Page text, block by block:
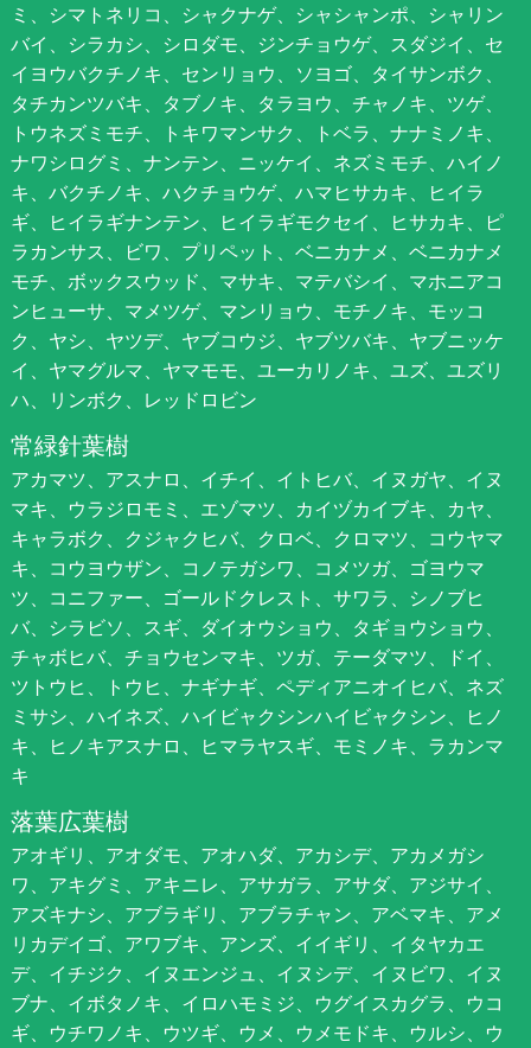
ミ、シマトネリコ、シャクナゲ、シャシャンポ、シャリン
バイ、シラカシ、シロダモ、ジンチョウゲ、スダジイ、セ
イヨウバクチノキ、センリョウ、ソヨゴ、タイサンボク、
タチカンツバキ、タブノキ、タラヨウ、チャノキ、ツゲ、
トウネズミモチ、トキワマンサク、トベラ、ナナミノキ、
ナワシログミ、ナンテン、ニッケイ、ネズミモチ、ハイノ
キ、バクチノキ、ハクチョウゲ、ハマヒサカキ、ヒイラ
ギ、ヒイラギナンテン、ヒイラギモクセイ、ヒサカキ、ピ
ラカンサス、ビワ、プリペット、ベニカナメ、ベニカナメ
モチ、ボックスウッド、マサキ、マテバシイ、マホニアコ
ンヒューサ、マメツゲ、マンリョウ、モチノキ、モッコ
ク、ヤシ、ヤツデ、ヤブコウジ、ヤブツバキ、ヤブニッケ
イ、ヤマグルマ、ヤマモモ、ユーカリノキ、ユズ、ユズリ
ハ、リンボク、レッドロビン
常緑針葉樹
アカマツ、アスナロ、イチイ、イトヒバ、イヌガヤ、イヌ
マキ、ウラジロモミ、エゾマツ、カイヅカイブキ、カヤ、
キャラボク、クジャクヒバ、クロベ、クロマツ、コウヤマ
キ、コウヨウザン、コノテガシワ、コメツガ、ゴヨウマ
ツ、コニファー、ゴールドクレスト、サワラ、シノブヒ
バ、シラビソ、スギ、ダイオウショウ、タギョウショウ、
チャボヒバ、チョウセンマキ、ツガ、テーダマツ、ドイ、
ツトウヒ、トウヒ、ナギナギ、ペディアニオイヒバ、ネズ
ミサシ、ハイネズ、ハイビャクシンハイビャクシン、ヒノ
キ、ヒノキアスナロ、ヒマラヤスギ、モミノキ、ラカンマ
キ
落葉広葉樹
アオギリ、アオダモ、アオハダ、アカシデ、アカメガシ
ワ、アキグミ、アキニレ、アサガラ、アサダ、アジサイ、
アズキナシ、アブラギリ、アブラチャン、アベマキ、アメ
リカデイゴ、アワブキ、アンズ、イイギリ、イタヤカエ
デ、イチジク、イヌエンジュ、イヌシデ、イヌビワ、イヌ
ブナ、イボタノキ、イロハモミジ、ウグイスカグラ、ウコ
ギ、ウチワノキ、ウツギ、ウメ、ウメモドキ、ウルシ、ウ